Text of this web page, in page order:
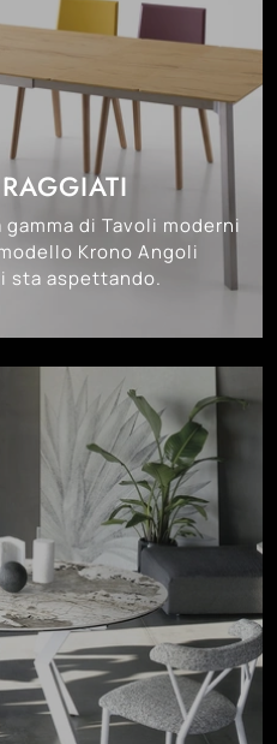
di Tavoli moderni
Krono Angoli
sta aspettando.